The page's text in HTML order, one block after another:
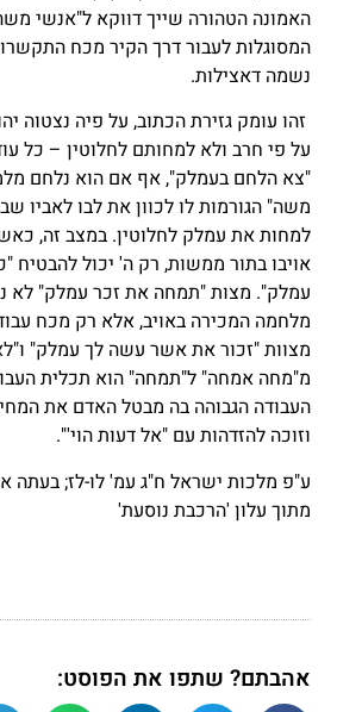
האמונה הטהורה שייך דווקא ל"אנשי
המסוגלות לעבור דרך הקיר מכח
נשמה דאצילות.
זהו עומק גזירת הכתוב, על פיה נצטוה
על פי חרב ולא למחותם לחלוטין – כל
"צא הלחם בעמלק", אף אם הוא נלחם
משה" הגורמות לו לכוון את לבו לאביו
למחות את עמלק לחלוטין. במצב זה,
אויבו בתור ממשות, רק ה' יכול
עמלק". מצות "תמחה את זכר עמלק" לא
מלחמה המכירה באויב, אלא רק מכח
מצוות "זכור את אשר עשה לך עמלק"
מ"מחה אמחה" ל"תמחה" הוא תכלית
העבודה הגבוהה בה מבטל האדם את
וזוכה להזדהות עם "אל דעות הוי'".
ע"פ מלכות ישראל ח"ג עמ' לו-לז; בעתה
מתוך עלון 'הרכבת נוסעת'
אהבתם? שתפו את הפוסט: